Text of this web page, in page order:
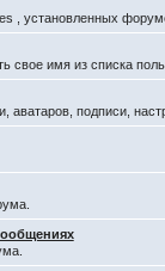
, установленных
свое имя из списка
аватаров, подписи,